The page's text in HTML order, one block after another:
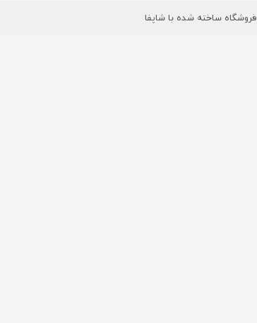
فروشگاه ساخته شده با شاپفا